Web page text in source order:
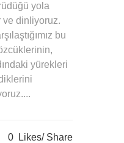
yola
ve dinliyoruz.
bu
yürekleri
0 Likes Share